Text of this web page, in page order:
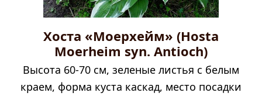
Хоста «Моерхейм» (Hosta
Moerheim syn. Antioch)
Высота 60-70 см, зеленые листья с белым
краем, форма куста каскад, место посадки